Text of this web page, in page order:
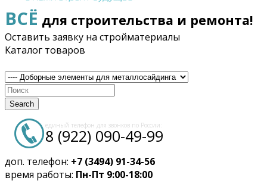
ВСЁ для строительства и ремонта!
Оставить заявку на стройматериалы
Каталог товаров
Search
единый телефон для звонков по России:
8 (922) 090-49-99
доп. телефон: +7 (3494) 91-34-56
время работы: Пн-Пт 9:00-18:00